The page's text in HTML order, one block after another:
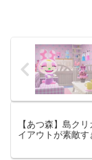
【あつ森】島ク
イアウトが素敵す